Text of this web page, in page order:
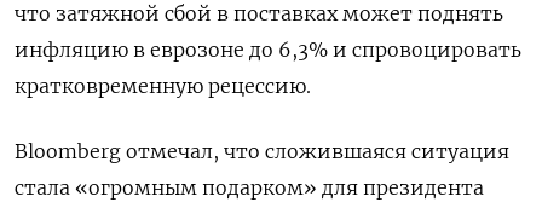
что затяжной сбой в поставках может поднять
инфляцию в еврозоне до 6,3% и спровоцировать
кратковременную рецессию.
Bloomberg отмечал, что сложившаяся ситуация
стала «огромным подарком» для президента